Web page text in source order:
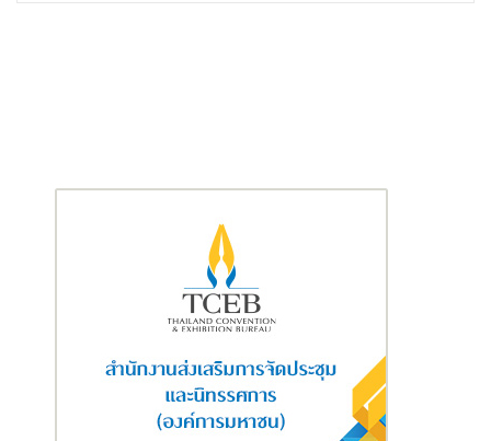
https://www.facebook.com/ktcpberm”
สมัครสินเชื่อ “เคทีซี พี่เบิ้ม รถแลกเงิน” คลิก
หรือติดต่อโทร. 02 123 5300 ธนาคารกรุงไทยทุกสาขา หรือผู้แนะนำ
ผลิตภัณฑ์เคทีซีทั่วประเทศ นอกจากนี้ ผู้ขอสินเชื่อยังสามารถเลือกได้
ว่าจะมาขอคำปรึกษากับเคทีซี พี่เบิ้ม ที่จุดบริการ “เคทีซี ทัช” ทุกสาขา
ทางไปรับสมัครถึงที่บ้าน